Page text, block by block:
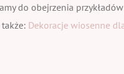
do obejrzenia
Dekoracje wiosenne